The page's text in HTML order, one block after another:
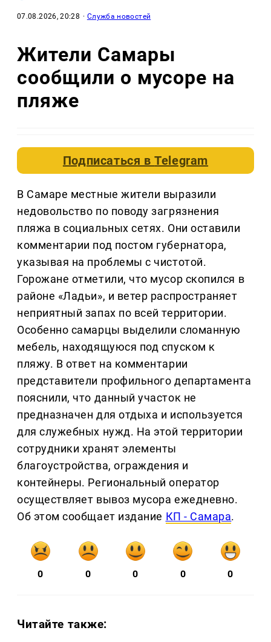
07.08.2026, 20:28 · Служба новостей
Жители Самары
сообщили о мусоре на
пляже
Подписаться вTelegram
В Самаре местные жители выразили
недовольство по поводу загрязнения
пляжа в социальных сетях. Они оставили
комментарии под постом губернатора,
указывая на проблемы с чистотой.
Горожане отметили, что мусор скопился в
районе «Ладьи», и ветер распространяет
неприятный запах по всей территории.
Особенно самарцы выделили сломанную
мебель, находящуюся под спуском к
пляжу. В ответ на комментарии
представители профильного департамента
пояснили, что данный участок не
предназначен для отдыха и используется
для служебных нужд. На этой территории
сотрудники хранят элементы
благоустройства, ограждения и
контейнеры. Региональный оператор
осуществляет вывоз мусора ежедневно.
Об этом сообщает издание КП - Самара.
0 0 0 0 0
Читайте также: